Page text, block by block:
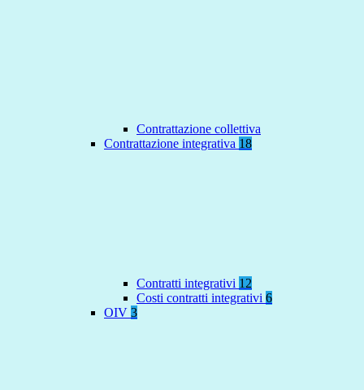
Contrattazione collettiva
Contrattazione integrativa 18
Contratti integrativi 12
Costi contratti integrativi 6
OIV 3